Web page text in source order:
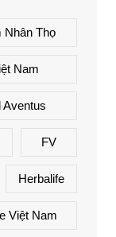
Nhân Thọ
Nam
Aventus
FV
Herbalife
Việt Nam